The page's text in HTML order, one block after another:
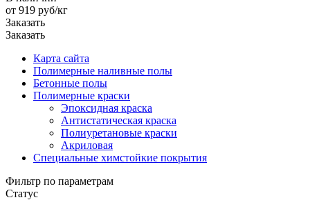
от 919 руб/кг
Заказать
Заказать
Карта сайта
Полимерные наливные полы
Бетонные полы
Полимерные краски
Эпоксидная краска
Антистатическая краска
Полиуретановые краски
Акриловая
Специальные химстойкие покрытия
Фильтр по параметрам
Статус